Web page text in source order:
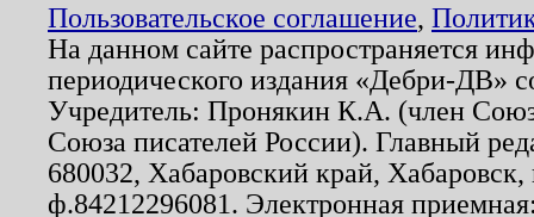
Пользовательское соглашение,
На данном сайте распространяется
периодического издания «Дебри-ДВ»
Учредитель: Пронякин К.А. (член
Союза писателей России). Главный
680032, Хабаровский край,
ф.84212296081. Электронная